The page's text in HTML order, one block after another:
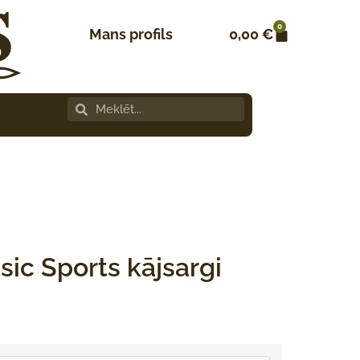
Mans profils 0,00€ 0
Sports kājsargi